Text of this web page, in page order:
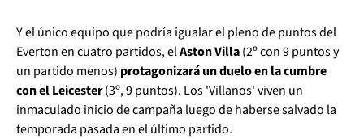
Y el único equipo que podría igualar el pleno de puntos del
Everton en cuatro partidos, elAston Villa(2º con 9 puntos y
un partido menos) protagonizará un duelo en la cumbre
con el Leicester(3º, 9 puntos). Los 'Villanos' viven un
inmaculado inicio de campaña luego de haberse salvado la
temporada pasada en el último partido.